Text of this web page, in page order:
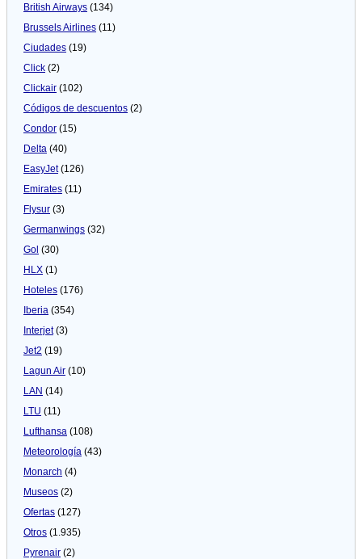
British Airways (134)
Brussels Airlines (11)
Ciudades (19)
Click (2)
Clickair (102)
Códigos de descuentos (2)
Condor (15)
Delta (40)
EasyJet(126)
Emirates (11)
Flysur (3)
Germanwings (32)
Gol (30)
HLX (1)
Hoteles (176)
Iberia (354)
Interjet(3)
Jet2 (19)
Lagun Air (10)
LAN (14)
LTU (11)
Lufthansa (108)
Meteorologí­a (43)
Monarch (4)
Museos (2)
Ofertas (127)
Otros (1.935)
Pyrenair (2)